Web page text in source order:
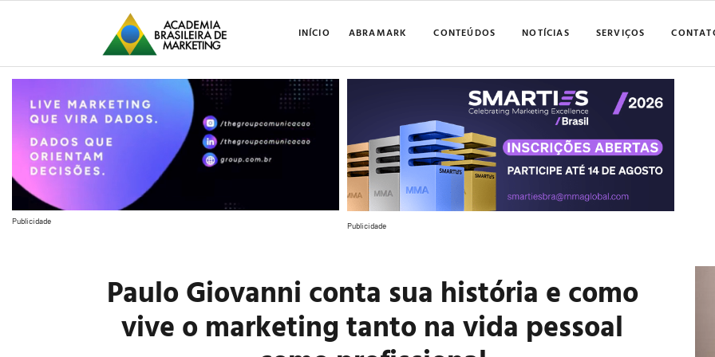
INÍCIO ABRAMARK CONTEÚDOS NOTÍCIAS SERVIÇOS
Publicidade Publicidade
Paulo Giovanni conta sua história e como
vive o marketing tanto na vida pessoal